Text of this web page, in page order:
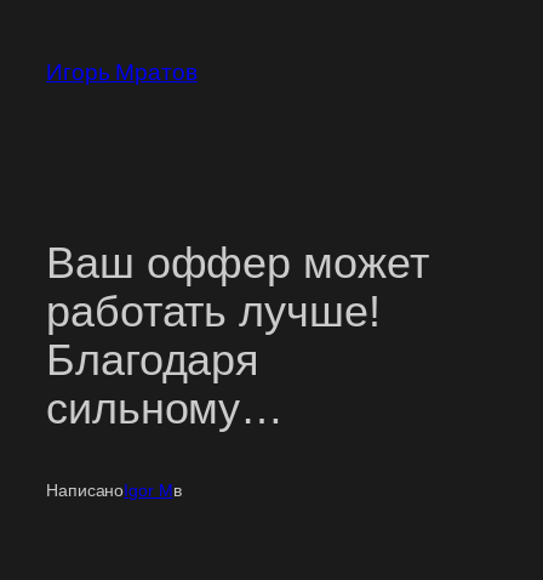
содержимому
Игорь Мратов
Ваш оффер может
работать лучше!
Благодаря
сильному…
НаписаноIgor Mв